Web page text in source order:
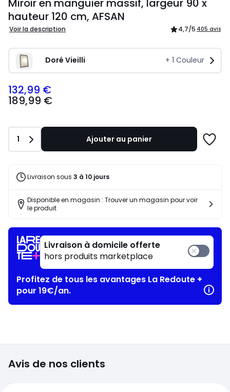
Miroir en manguier massif, largeur 90 x
hauteur 120 cm, AFSAN
Voir la description 4,7/5 405 avis
Doré Vieilli + 1 Couleur
189,99
€
programme
pour
132,99
132,99 €
189,99 €
Quantité
1 Ajouter au panier
Livraison sous 3 à 10 jours
Disponible en magasin : Trouver un magasin pour voir
le produit
Livraison à domicile offerte
hors produits marketplace
Profitez de tous les avantages La Redoute +
pour 19€/an.
Avis de nos clients